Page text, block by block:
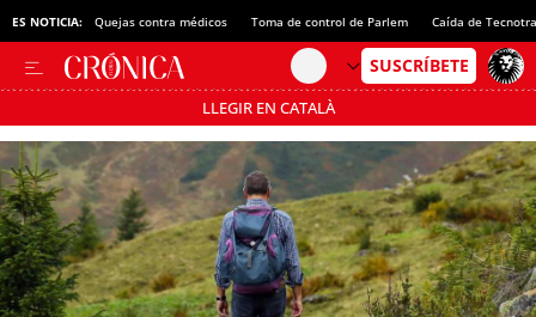
ES NOTICIA: Quejas contra médicos Toma de control de Parlem Caída de
LLEGIR EN CATALÀ
Pásate al MODO AHORRO